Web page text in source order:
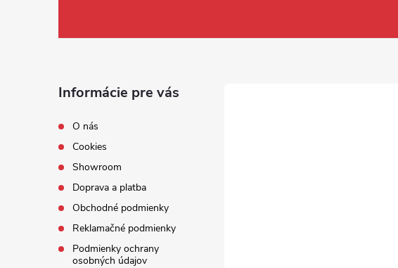
Informácie pre vás
O nás
Cookies
Showroom
Doprava a platba
Obchodné podmienky
Reklamačné podmienky
Podmienky ochrany
osobných údajov